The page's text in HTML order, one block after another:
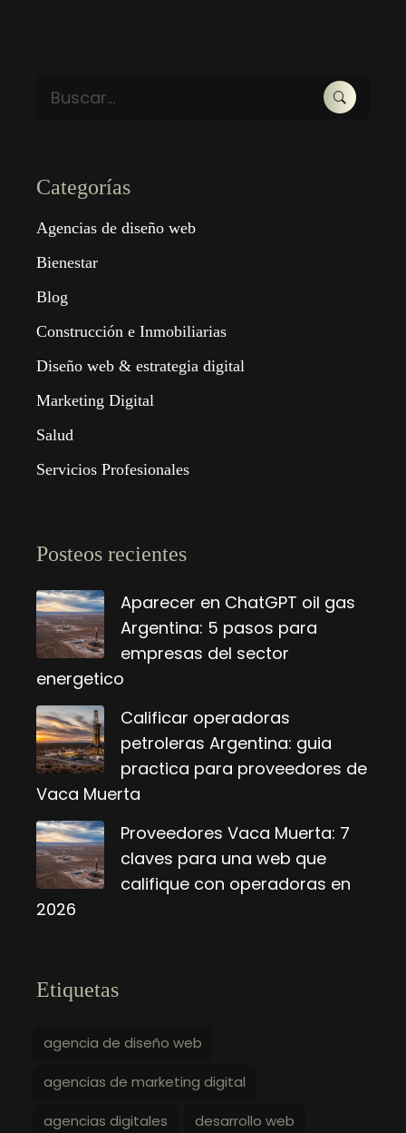
Categorías
Agencias de diseño web
Bienestar
Blog
Construcción e Inmobiliarias
Diseño web & estrategia digital
Marketing Digital
Salud
Servicios Profesionales
Posteos recientes
Aparecer en ChatGPT oil gas
Argentina: 5 pasos para
empresas del sector
energetico
Calificar operadoras
petroleras Argentina: guia
practica para proveedores de
Vaca Muerta
Proveedores Vaca Muerta: 7
claves para una web que
califique con operadoras en
2026
Etiquetas
agencia de diseño web
agencias de marketing digital
agencias digitales desarrollo web